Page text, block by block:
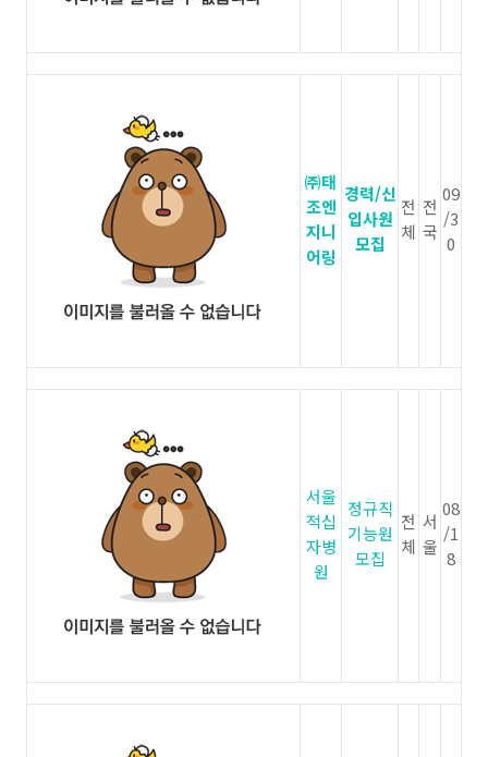
㈜태
조엔
지니
어링
경력/신
입사원
모집
전
체
전
국
09
/3
0
서울
적십
자병
원
정규직
기능원
모집
전
체
서
울
08
/1
8